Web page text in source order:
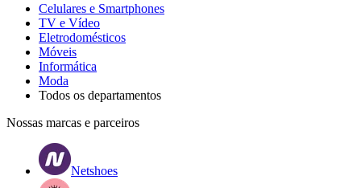
Celulares e Smartphones
TV e Vídeo
Eletrodomésticos
Móveis
Informática
Moda
Todos os departamentos
Nossas marcas e parceiros
Netshoes